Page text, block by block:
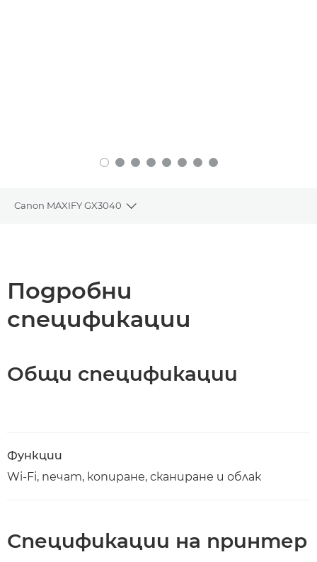
Canon MAXIFY GX3040
Toggle breadcrumbs
Подробни
спецификации
Общи спецификации
Функции
Wi-Fi, печат, копиране, сканиране и облак
Спецификации на принтер